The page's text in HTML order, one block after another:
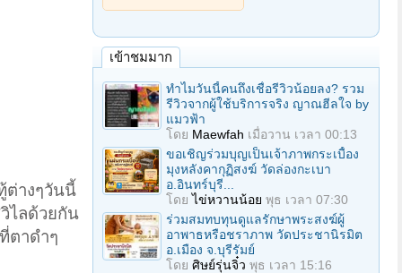
ต่างๆวันนี้
ไลด้วยกัน
ตาดำๆ
เข้าชมมาก
ทำไมวันนี้คนถึงเชื่อรีวิวน้อยลง? รวม
รีวิวจากผู้ใช้บริการจริง ญาณฮีลใจ by
แมวฟ้า
โดย Maewfah เมื่อวาน เวลา 00:13
ขอเชิญร่วมบุญเป็นเจ้าภาพกระเบื้อง
มุงหลังคากุฏิสงฆ์ วัดล่องกะเบา
อ.อินทร์บุรี...
โดยไข่หวานน้อย พุธ เวลา 07:30
ร่วมสมทบทุนดูแลรักษาพระสงฆ์ผู้
อาพาธหรือชราภาพ วัดประชานิรมิต
อ.เมือง จ.บุรีรัมย์
โดย ศิษย์รุ่นจิ๋ว พุธ เวลา 15:16